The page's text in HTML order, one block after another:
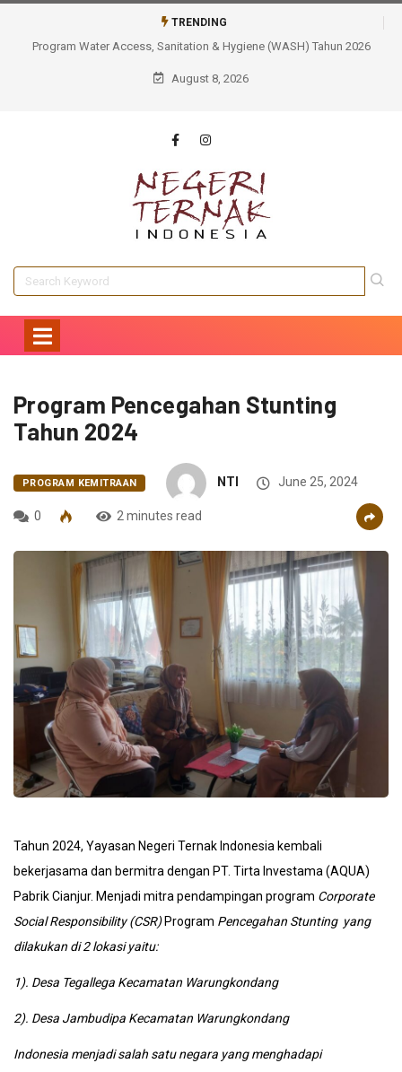
TRENDING
Tidak Sekadar Membangun, AQUA Cianjur Memastikan Manfaat
Berkelanjutan Sarana Air Bersih Bagi Masyarakat
August 8, 2026
Program Pencegahan Stunting
Tahun 2024
PROGRAM KEMITRAAN NTI June 25, 2024
0 2 minutes read
Tahun 2024, Yayasan Negeri Ternak Indonesia kembali
bekerjasama dan bermitra dengan PT. Tirta Investama (AQUA)
Pabrik Cianjur. Menjadi mitra pendampingan program Corporate
Social Responsibility (CSR)Program Pencegahan Stunting yang
dilakukan di 2 lokasi yaitu:
1). Desa Tegallega Kecamatan Warungkondang
2). Desa Jambudipa Kecamatan Warungkondang
Indonesia menjadi salah satu negara yang menghadapi